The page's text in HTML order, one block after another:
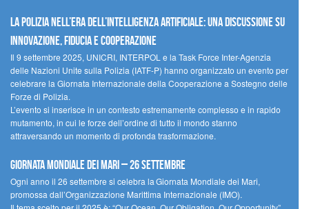
La polizia nell’era dell’Intelligenza Artificiale: una discussione su
innovazione, fiducia e cooperazione
Il 9 settembre 2025, UNICRI, INTERPOL e la Task Force Inter-Agenzia
delle Nazioni Unite sulla Polizia (IATF-P) hanno organizzato un evento per
celebrare la Giornata Internazionale della Cooperazione a Sostegno delle
Forze di Polizia.
L’evento si inserisce in un contesto estremamente complesso e in rapido
mutamento, in cui le forze dell’ordine di tutto il mondo stanno
attraversando un momento di profonda trasformazione.
Giornata Mondiale dei Mari – 26 settembre
Ogni anno il 26 settembre si celebra la Giornata Mondiale dei Mari,
promossa dall’Organizzazione Marittima Internazionale (IMO).